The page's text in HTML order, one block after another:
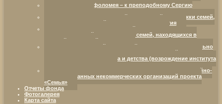
От отрока Варфоломея – к преподобному Сергию
Организация комплексной социальной поддержки семей,
воспитывающих детей с нарушениями развития
коммуникативной площадки для семей, находящихся в
Межрегиональный ресурсный центр развития социально
защиты семьи, материнства и детства (возрождение института
«Дистанционное методическое сопровождение семейно-
ориентированных некоммерческих организаций проекта
«Семья»
Отчеты фонда
Фотогалерея
Карта сайта